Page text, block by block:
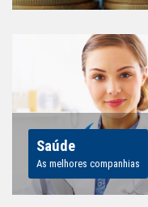
Saúde
As melhores companhias